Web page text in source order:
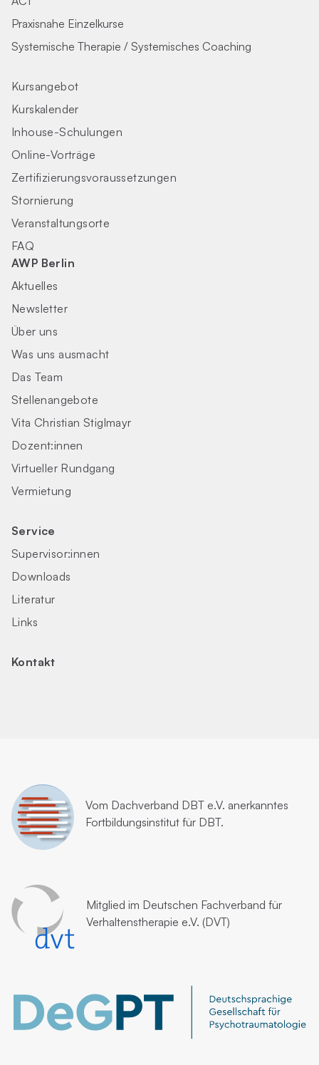
Praxisnahe Einzelkurse
Systemische Therapie / Systemisches Coaching
Kursangebot
Kurskalender
Inhouse-Schulungen
Online-Vorträge
Zertifizierungs­voraus­setzungen
Stornierung
Veranstaltungsorte
FAQ
AWP Berlin
Aktuelles
Newsletter
Über uns
Was uns ausmacht
Das Team
Stellenangebote
Vita Christian Stiglmayr
Dozent:innen
Virtueller Rundgang
Vermietung
Service
Supervisor:innen
Downloads
Literatur
Links
Kontakt
Vom Dachverband DBT e.V. anerkanntes
Fortbildungsinstitut für DBT.
Mitglied im Deutschen Fachverband für
Verhaltenstherapie e.V. (DVT)